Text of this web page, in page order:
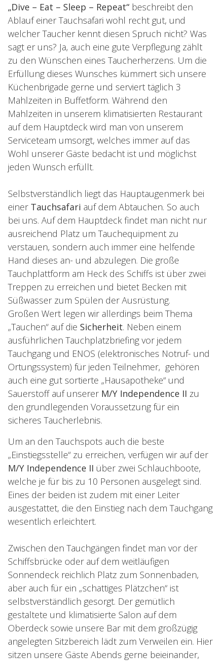
„Dive – Eat – Sleep – Repeat“ beschreibt den
Ablauf einer Tauchsafari wohl recht gut, und
welcher Taucher kennt diesen Spruch nicht? Was
sagt er uns? Ja, auch eine gute Verpflegung zählt
zu den Wünschen eines Taucherherzens. Um die
Erfüllung dieses Wunsches kümmert sich unsere
Küchenbrigade gerne und serviert täglich 3
Mahlzeiten in Buffetform. Während den
Mahlzeiten in unserem klimatisierten Restaurant
auf dem Hauptdeck wird man von unserem
Serviceteam umsorgt, welches immer auf das
Wohl unserer Gäste bedacht ist und möglichst
jeden Wunsch erfüllt.
Selbstverständlich liegt das Hauptaugenmerk bei
einer Tauchsafari auf dem Abtauchen. So auch
bei uns. Auf dem Hauptdeck findet man nicht nur
ausreichend Platz um Tauchequipment zu
verstauen, sondern auch immer eine helfende
Hand dieses an- und abzulegen. Die große
Tauchplattform am Heck des Schiffs ist über zwei
Treppen zu erreichen und bietet Becken mit
Süßwasser zum Spülen der Ausrüstung.
Großen Wert legen wir allerdings beim Thema
„Tauchen“ auf die Sicherheit. Neben einem
ausführlichen Tauchplatzbriefing vor jedem
Tauchgang und ENOS (elektronisches Notruf- und
Ortungssystem) für jeden Teilnehmer, gehören
auch eine gut sortierte „Hausapotheke“ und
Sauerstoff auf unserer M/Y Independence II zu
den grundlegenden Voraussetzung für ein
sicheres Taucherlebnis.
Um an den Tauchspots auch die beste
„Einstiegsstelle“ zu erreichen, verfügen wir auf der
M/Y Independence II über zwei Schlauchboote,
welche je für bis zu 10 Personen ausgelegt sind.
Eines der beiden ist zudem mit einer Leiter
ausgestattet, die den Einstieg nach dem Tauchgang
wesentlich erleichtert.
Zwischen den Tauchgängen findet man vor der
Schiffsbrücke oder auf dem weitläufigen
Sonnendeck reichlich Platz zum Sonnenbaden,
aber auch für ein „schattiges Plätzchen“ ist
selbstverständlich gesorgt. Der gemütlich
gestaltete und klimatisierte Salon auf dem
Oberdeck sowie unsere Bar mit dem großzügig
angelegten Sitzbereich lädt zum Verweilen ein. Hier
sitzen unsere Gäste Abends gerne beieinander,